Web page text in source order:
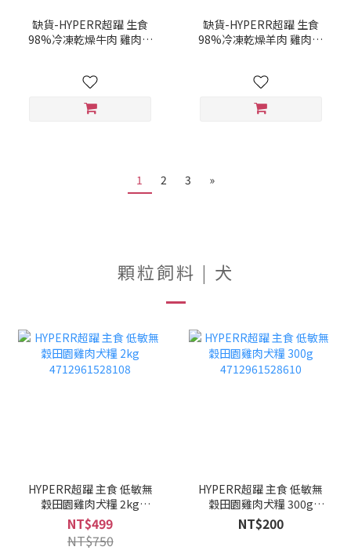
缺貨-HYPERR超躍 生食
98%冷凍乾燥牛肉 雞肉貓
缺貨-HYPERR超躍 生食
98%冷凍乾燥羊肉 雞肉貓
1 2 3 »
顆粒飼料 | 犬
HYPERR超躍 主食 低敏無
穀田園雞肉犬糧 2kg
4712961528108
NT$499
NT$750
HYPERR超躍 主食 低敏無
穀田園雞肉犬糧 300g
4712961528610
NT$200